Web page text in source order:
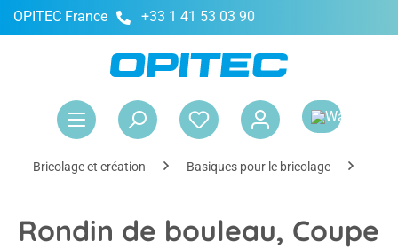
principal
OPITEC France +33 1 41 53 03 90
Bricolage et création Basiques pour le bricolage
Rondin de bouleau, Coupe